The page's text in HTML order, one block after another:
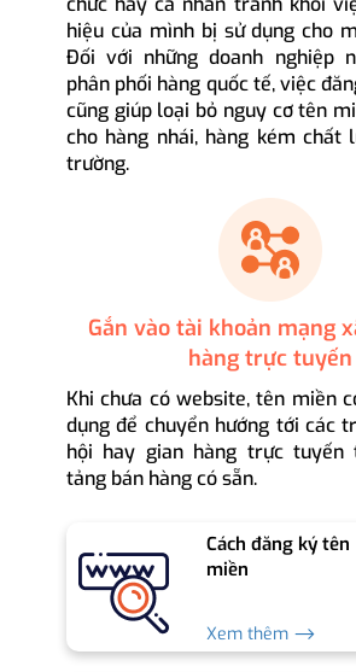
hiệu của mình bị sử dụng cho
Đối với những doanh nghiệp
phân phối hàng quốc tế, việc
cũng giúp loại bỏ nguy cơ tên
cho hàng nhái, hàng kém chất
trường.
Gắn vào tài khoản mạng
hàng trực tuyến
Khi chưa có website, tên miền
dụng để chuyển hướng tới các
hội hay gian hàng trực tuyến
tảng bán hàng có sẵn.
Cách đăng ký tên
miền
Xem thêm ⟶